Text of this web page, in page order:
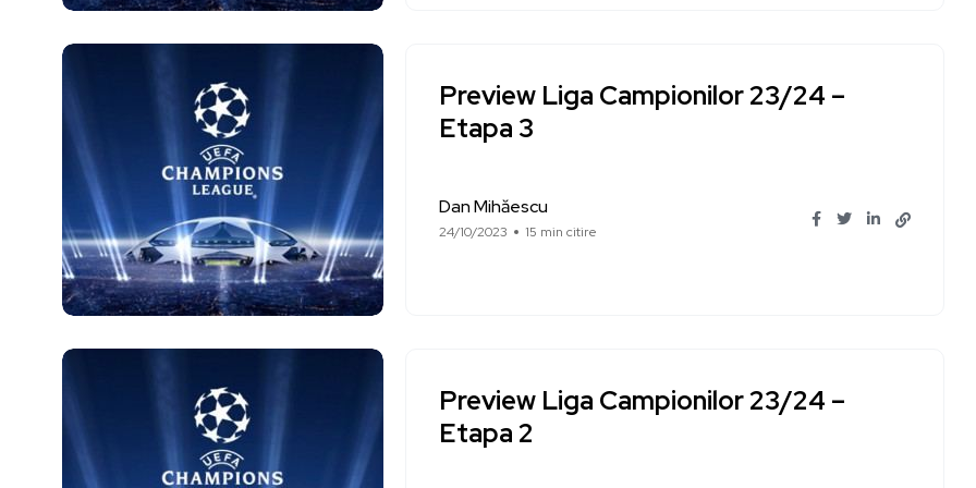
Preview Liga Campionilor 23/24 –
Etapa 3
Dan Mihăescu
24/10/2023 15 min citire
Preview Liga Campionilor 23/24 –
Etapa 2